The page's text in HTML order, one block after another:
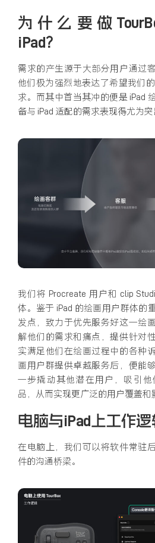
为什么要做
iPad？
需求的产生源于大部分用户通过
他们极为强烈地表达了希望我们
求。而其中首当其冲的便是 iPad
备与 iPad 适配的需求表现得尤为突
我们将 Procreate 用户和 clip
体。鉴于 iPad 的绘画用户群体的
发点，致力于优先服务好这一绘
解他们的需求和痛点，提供针对
实满足他们在绘画过程中的各种
画用户群提供卓越服务后，便能
一步撬动其他潜在用户，吸引
品，从而实现更广泛的用户覆盖和
电脑与iPad上工作
在电脑上，我们可以将软件常驻
件的沟通桥梁。